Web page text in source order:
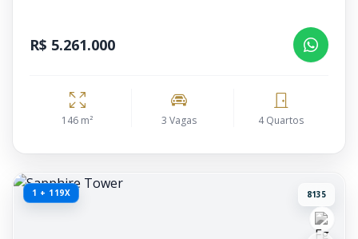
R$ 5.261.000
146 m² 3 Vagas 4 Quartos
1 + 119X 8135